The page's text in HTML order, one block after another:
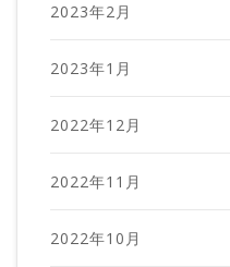
2023年2月
2023年1月
2022年12月
2022年11月
2022年10月